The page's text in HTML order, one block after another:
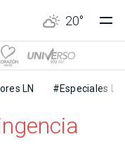
20°
LN #Especiales LN